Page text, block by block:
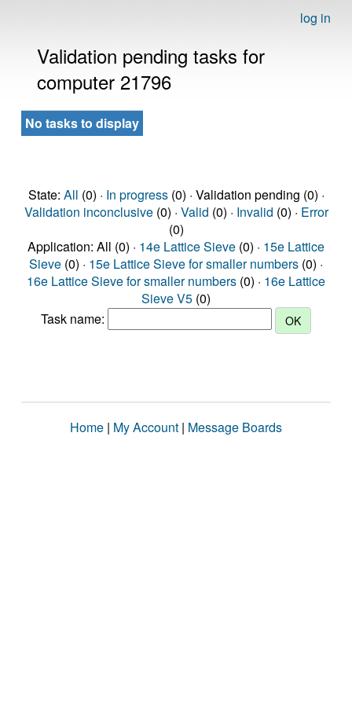
log in
Validation pending tasks for
computer 21796
No tasks to display
State: All (0) · In progress(0) · Validation pending (0) ·
Validation inconclusive(0) · Valid (0) · Invalid (0) · Error
(0)
Application: All (0) · 14e Lattice Sieve (0) · 15e Lattice
Sieve (0) · 15e Lattice Sieve for smaller numbers (0) ·
16e Lattice Sieve for smaller numbers (0) · 16e Lattice
Sieve V5 (0)
Task name:
Home | My Account | Message Boards